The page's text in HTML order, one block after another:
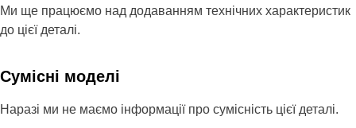
Ми ще працюємо над додаванням технічних характеристик
до цієї деталі.
Сумісні моделі
Наразі ми не маємо інформації про сумісність цієї деталі.